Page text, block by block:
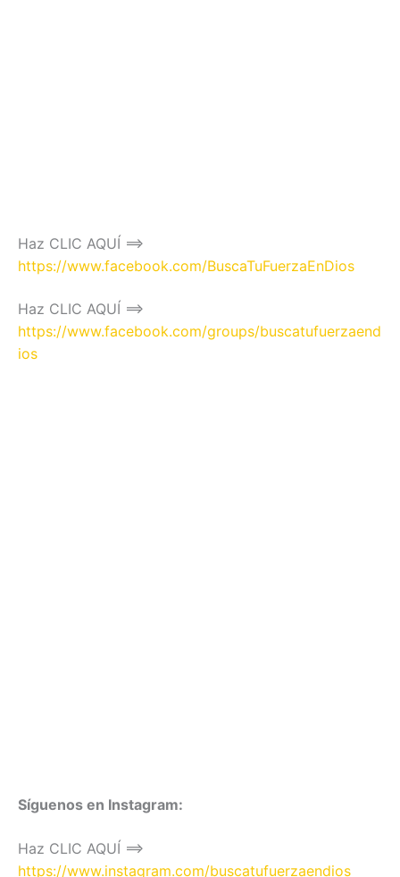
Haz CLIC AQUÍ ==>
https://www.facebook.com/BuscaTuFuerzaEnDios
Haz CLIC AQUÍ ==>
https://www.facebook.com/groups/buscatufuerzaend
ios
Síguenos en Instagram:
Haz CLIC AQUÍ ==>
https://www.instagram.com/buscatufuerzaendios